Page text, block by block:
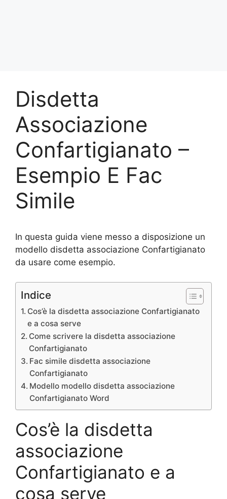
Disdetta
Associazione
Confartigianato –
Esempio E Fac
Simile
In questa guida viene messo a disposizione un
modello disdetta associazione Confartigianato
da usare come esempio.
Indice
Cos’è la disdetta associazione Confartigianato
e a cosa serve
Come scrivere la disdetta associazione
Confartigianato
Fac simile disdetta associazione
Confartigianato
Modello modello disdetta associazione
Confartigianato Word
Cos’è la disdetta
associazione
Confartigianato e a
cosa serve